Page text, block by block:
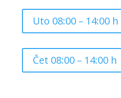
Uto 08:00 – 14:00 h
Čet 08:00 – 14:00 h